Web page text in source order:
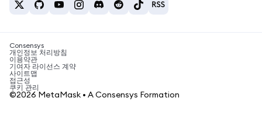
ETH를 USDT로 환전
USDT 매수
SHIB 매수
BNB 매수
암호화폐 세금 뉴스
암호화폐 매수 방법
비트코인 매도 방법
Consensys
개인정보 처리방침
이용약관
기여자 라이선스 계약
사이트맵
접근성
쿠키 관리
©2026 MetaMask • A Consensys Formation